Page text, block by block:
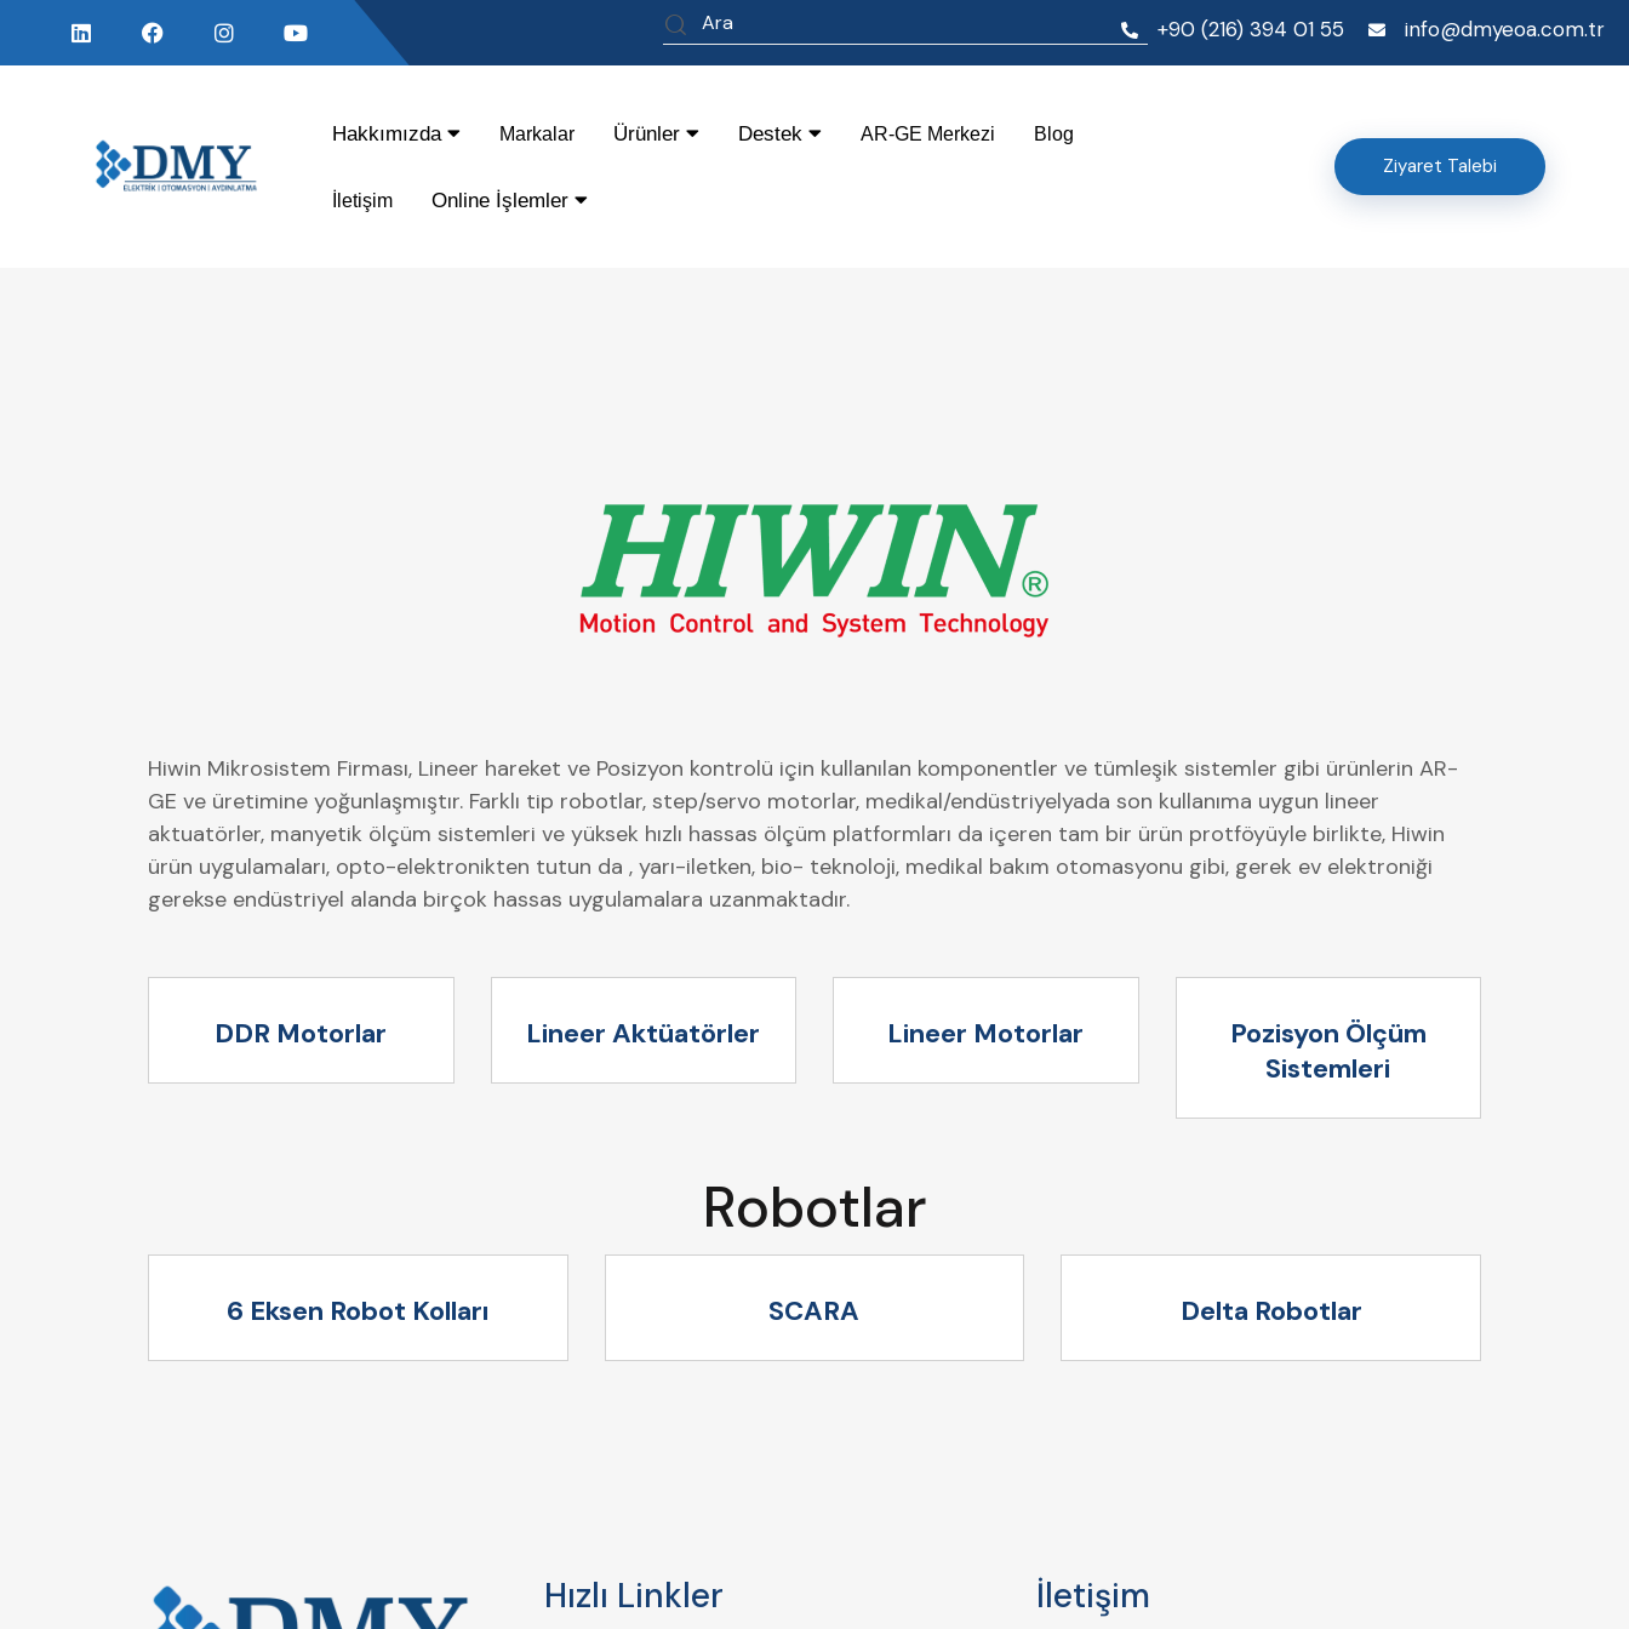
+90 (216) 394 01 55 info@dmyeoa.com.tr
Hakkımızda Markalar Ürünler Destek AR-GE Merkezi Blog
İletişim Online İşlemler
Ziyaret Talebi
Hiwin Mikrosistem Firması, Lineer hareket ve Posizyon kontrolü için kullanılan komponentler ve tümleşik sistemler gibi ürünlerin AR-
GE ve üretimine yoğunlaşmıştır. Farklı tip robotlar, step/servo motorlar, medikal/endüstriyelyada son kullanıma uygun lineer
aktuatörler, manyetik ölçüm sistemleri ve yüksek hızlı hassas ölçüm platformları da içeren tam bir ürün protföyüyle birlikte, Hiwin
ürün uygulamaları, opto-elektronikten tutun da , yarı-iletken, bio- teknoloji, medikal bakım otomasyonu gibi, gerek ev elektroniği
gerekse endüstriyel alanda birçok hassas uygulamalara uzanmaktadır.
DDR Motorlar Lineer Aktüatörler Lineer Motorlar
Pozisyon Ölçüm
Sistemleri
Robotlar
6 Eksen Robot Kolları SCARA Delta Robotlar
Hızlı Linkler İletişim